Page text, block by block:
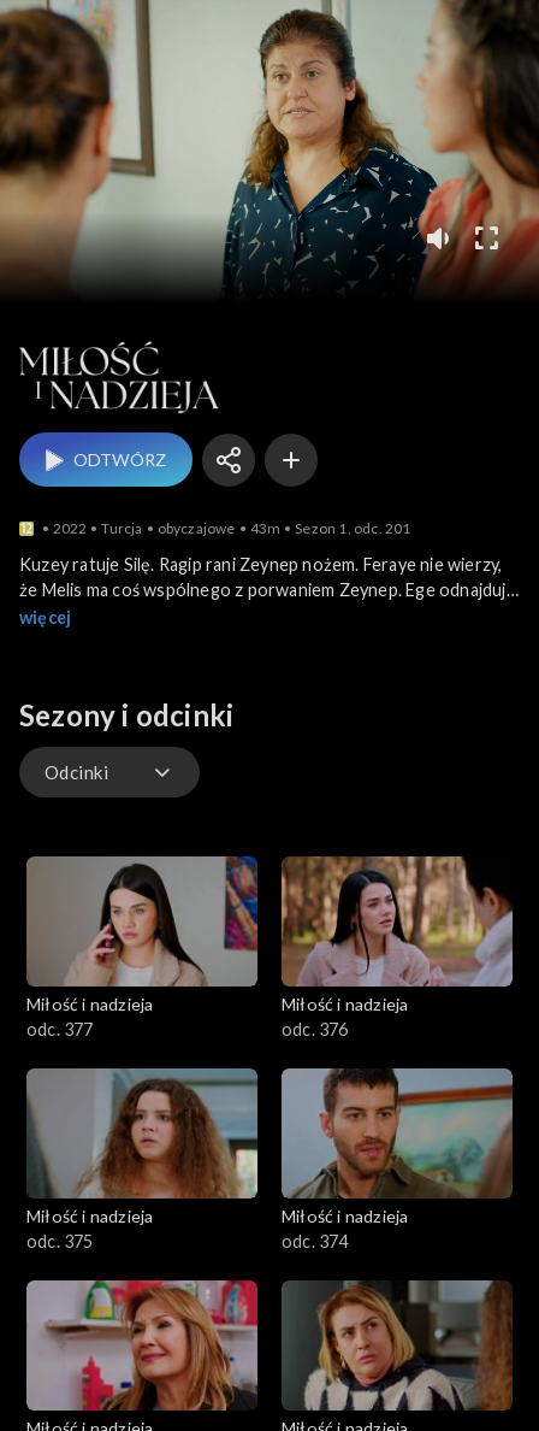
Miłość i nadzieja
ODTWÓRZ
2022 Turcja obyczajowe 43m Sezon 1, odc. 201
Kuzey ratuje Silę. Ragip rani Zeynep nożem. Feraye nie wierzy,
że Melis ma coś wspólnego z porwaniem Zeynep. Ege odnajduje
Zeynep. Naciye zła z powodu nowych gości w domu.
więcej
Sezony i odcinki
Odcinki
Miłość i nadzieja
odc. 377
Miłość i nadzieja
odc. 376
Miłość i nadzieja
odc. 375
Miłość i nadzieja
odc. 374